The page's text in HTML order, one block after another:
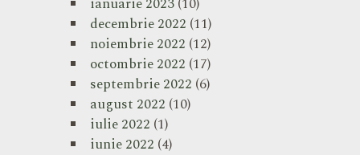
decembrie 2022 (11)
noiembrie 2022 (12)
octombrie 2022 (17)
septembrie 2022 (6)
august 2022 (10)
iulie 2022 (1)
iunie 2022 (4)